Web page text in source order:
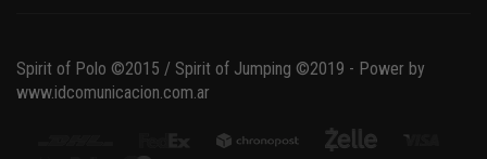
Spirit of Polo ©2015 / Spirit of Jumping ©2019 - Power by
www.idcomunicacion.com.ar